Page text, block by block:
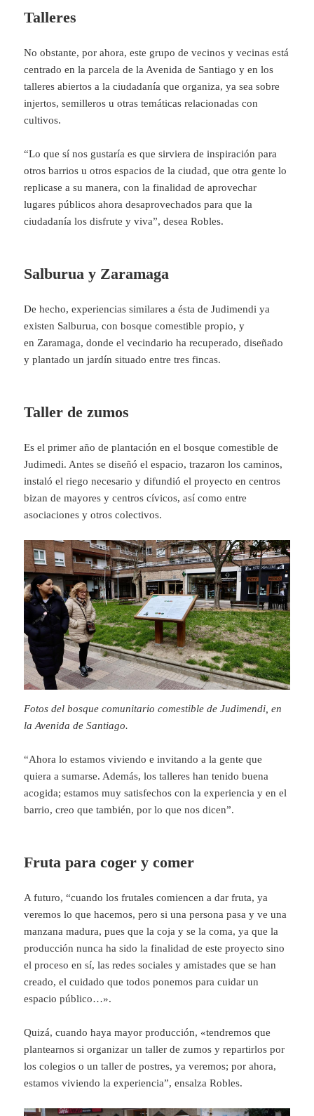
Talleres
No obstante, por ahora, este grupo de vecinos y vecinas está
centrado en la parcela de la Avenida de Santiago y en los
talleres abiertos a la ciudadanía que organiza, ya sea sobre
injertos, semilleros u otras temáticas relacionadas con
cultivos.
“Lo que sí nos gustaría es que sirviera de inspiración para
otros barrios u otros espacios de la ciudad, que otra gente lo
replicase a su manera, con la finalidad de aprovechar
lugares públicos ahora desaprovechados para que la
ciudadanía los disfrute y viva”, desea Robles.
Salburua y Zaramaga
De hecho, experiencias similares a ésta de Judimendi ya
existen Salburua, con bosque comestible propio, y
en Zaramaga, donde el vecindario ha recuperado, diseñado
y plantado un jardín situado entre tres fincas.
Taller de zumos
Es el primer año de plantación en el bosque comestible de
Judimedi. Antes se diseñó el espacio, trazaron los caminos,
instaló el riego necesario y difundió el proyecto en centros
bizan de mayores y centros cívicos, así como entre
asociaciones y otros colectivos.
Fotos del bosque comunitario comestible de Judimendi, en
la Avenida de Santiago.
“Ahora lo estamos viviendo e invitando a la gente que
quiera a sumarse. Además, los talleres han tenido buena
acogida; estamos muy satisfechos con la experiencia y en el
barrio, creo que también, por lo que nos dicen”.
Fruta para coger y comer
A futuro, “cuando los frutales comiencen a dar fruta, ya
veremos lo que hacemos, pero si una persona pasa y ve una
manzana madura, pues que la coja y se la coma, ya que la
producción nunca ha sido la finalidad de este proyecto sino
el proceso en sí, las redes sociales y amistades que se han
creado, el cuidado que todos ponemos para cuidar un
espacio público…».
Quizá, cuando haya mayor producción, «tendremos que
plantearnos si organizar un taller de zumos y repartirlos por
los colegios o un taller de postres, ya veremos; por ahora,
estamos viviendo la experiencia”, ensalza Robles.